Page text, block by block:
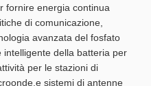
fornire energia continua
di comunicazione,
avanzata del fosfato
della batteria per
per le stazioni di
sistemi di antenne